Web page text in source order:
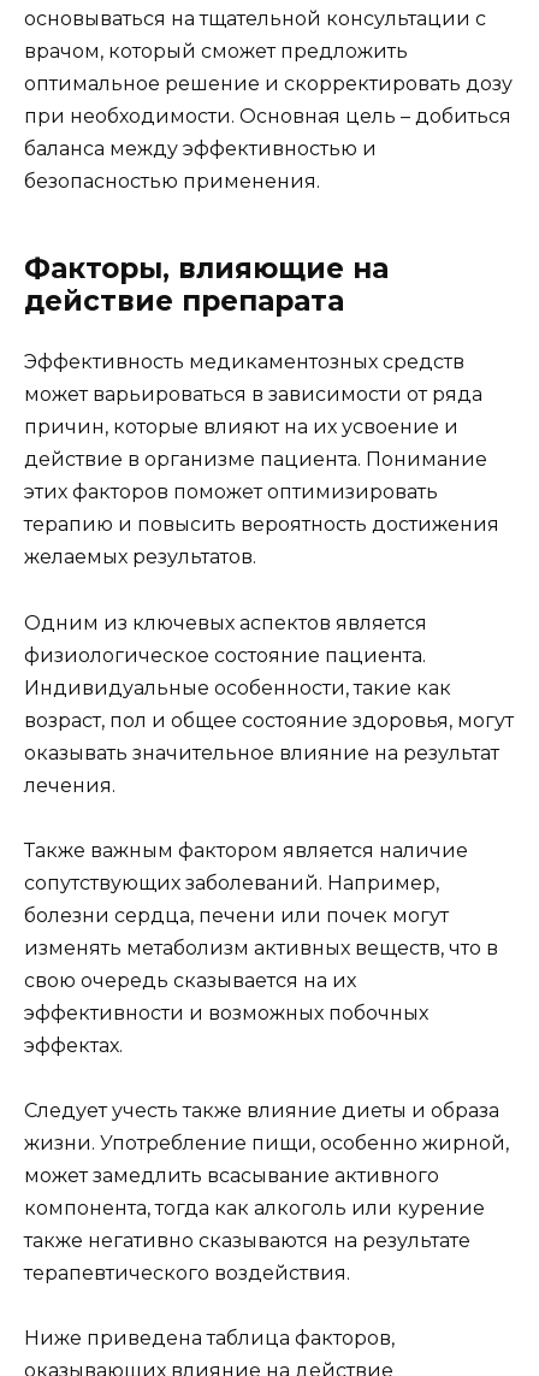
основываться на тщательной консультации с
врачом, который сможет предложить
оптимальное решение и скорректировать дозу
при необходимости. Основная цель – добиться
баланса между эффективностью и
безопасностью применения.
Факторы, влияющие на
действие препарата
Эффективность медикаментозных средств
может варьироваться в зависимости от ряда
причин, которые влияют на их усвоение и
действие в организме пациента. Понимание
этих факторов поможет оптимизировать
терапию и повысить вероятность достижения
желаемых результатов.
Одним из ключевых аспектов является
физиологическое состояние пациента.
Индивидуальные особенности, такие как
возраст, пол и общее состояние здоровья, могут
оказывать значительное влияние на результат
лечения.
Также важным фактором является наличие
сопутствующих заболеваний. Например,
болезни сердца, печени или почек могут
изменять метаболизм активных веществ, что в
свою очередь сказывается на их
эффективности и возможных побочных
эффектах.
Следует учесть также влияние диеты и образа
жизни. Употребление пищи, особенно жирной,
может замедлить всасывание активного
компонента, тогда как алкоголь или курение
также негативно сказываются на результате
терапевтического воздействия.
Ниже приведена таблица факторов,
оказывающих влияние на действие